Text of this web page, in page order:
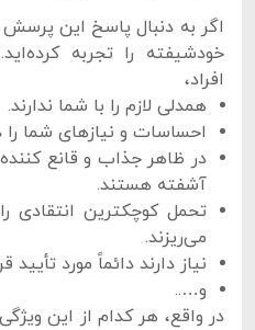
اگر به دنبال پاسخ این پرسش
خودشیفته را تجربه
افراد،
همدلی لازم را با شما ندارند.
احساسات و نیازهای شما را
در ظاهر جذاب و قانع
آشفته هستند.
تحمل کوچکترین انتقادی
می‌ریزند.
نیاز دارند دائماً مورد تأیید
و…..
در واقع، هر کدام از این